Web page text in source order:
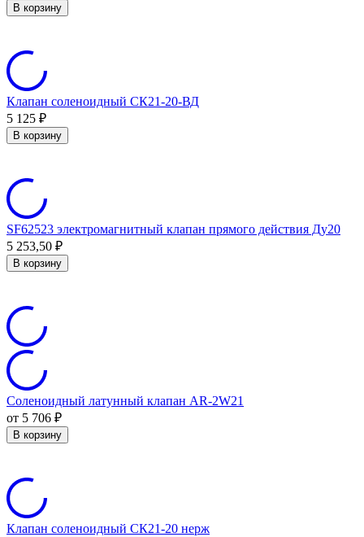
В корзину
Клапан соленоидный СК21-20-ВД
5 125 ₽
В корзину
SF62523 электромагнитный клапан прямого действия Ду20
5 253,50 ₽
В корзину
Соленоидный латунный клапан AR-2W21
от 5 706 ₽
В корзину
Клапан соленоидный СК21-20 нерж